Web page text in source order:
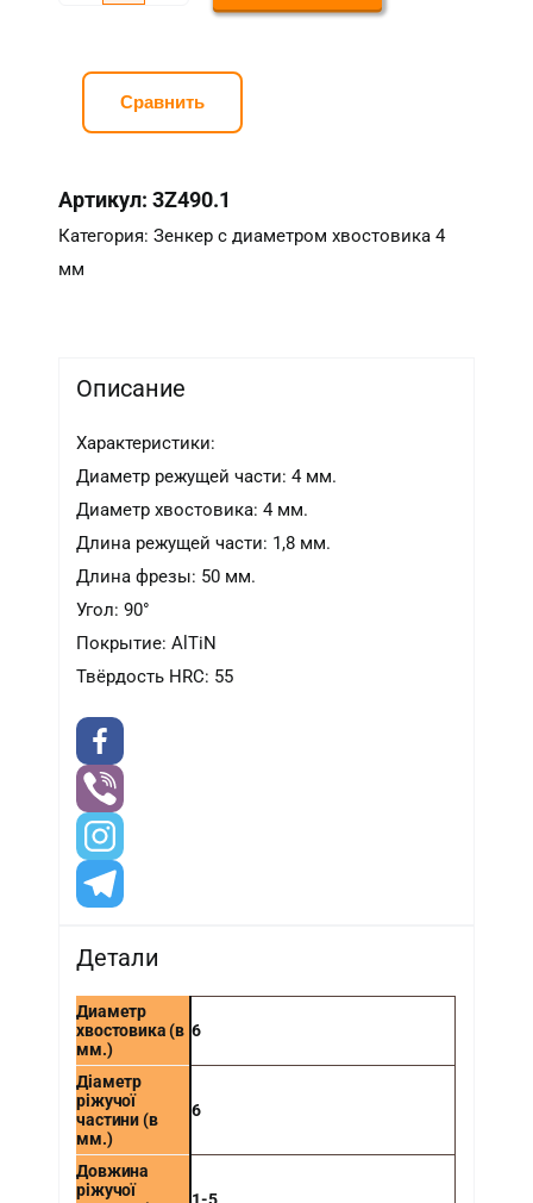
трехзаходный
D4*90°
Сравнить
Артикул:3Z490.1
Категория:Зенкер с диаметром хвостовика 4
мм
Описание
Характеристики:
Диаметр режущей части: 4 мм.
Диаметр хвостовика: 4 мм.
Длина режущей части: 1,8 мм.
Длина фрезы: 50 мм.
Угол: 90°
Покрытие: AlTiN
Твёрдость HRC: 55
Детали
Диаметр
хвостовика (в
мм.)
6
Діаметр
ріжучої
частини (в
мм.)
6
Довжина
ріжучої